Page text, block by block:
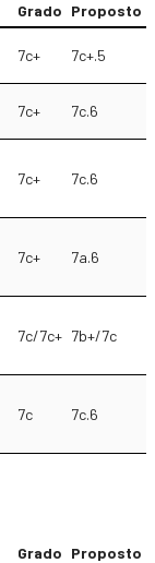
Grado Proposto
7c+ 7c+.5
7c+ 7c.6
7c+ 7c.6
7c+ 7a.6
7c/7c+ 7b+/7c
7c 7c.6
Grado Proposto